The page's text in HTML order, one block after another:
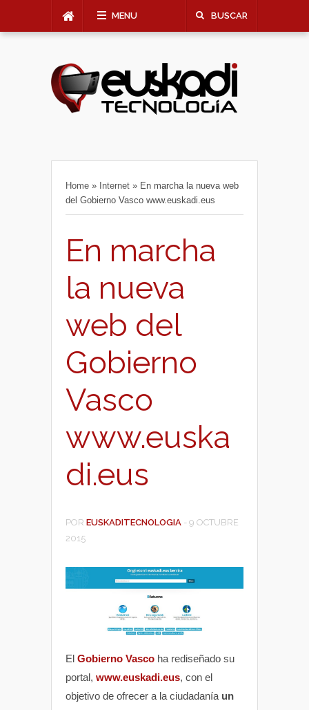
MENU BUSCAR
Home » Internet » En marcha la nueva web
del Gobierno Vasco www.euskadi.eus
En marcha
la nueva
web del
Gobierno
Vasco
www.euska
di.eus
POR EUSKADITECNOLOGIA - 9 OCTUBRE
2015
El Gobierno Vasco ha rediseñado su
portal, www.euskadi.eus, con el
objetivo de ofrecer a la ciudadanía un